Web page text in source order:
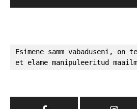
Esimene samm vabaduseni, on
et elame manipuleeritud